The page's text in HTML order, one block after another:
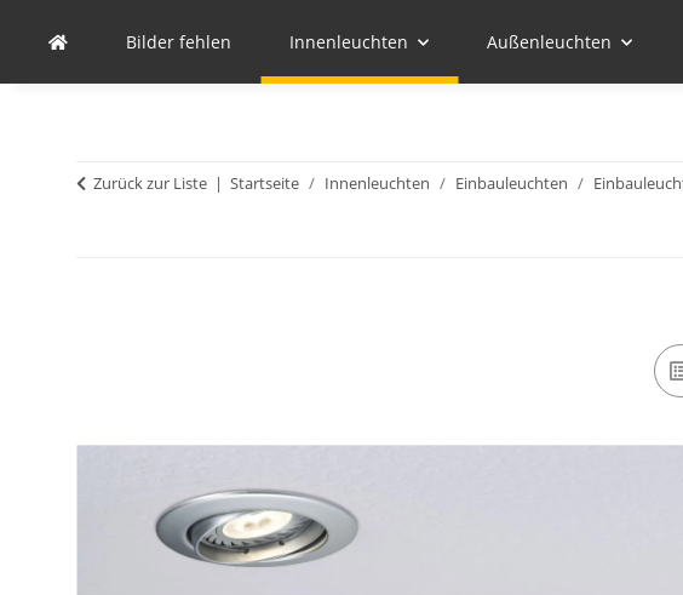
Bilder fehlen Innenleuchten Außenleuchten
Zurück zur Liste Startseite Innenleuchten Einbauleuchten